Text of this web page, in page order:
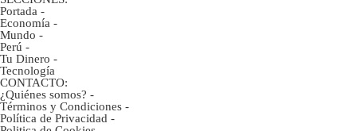
Portada -
Economía -
Mundo -
Perú -
Tu Dinero -
Tecnología
CONTACTO:
¿Quiénes somos? -
Términos y Condiciones -
Política de Privacidad -